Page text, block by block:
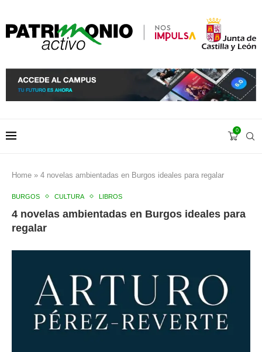
0
Home » 4 novelas ambientadas en Burgos ideales para regalar
BURGOS CULTURA LIBROS
4 novelas ambientadas en Burgos ideales para
regalar